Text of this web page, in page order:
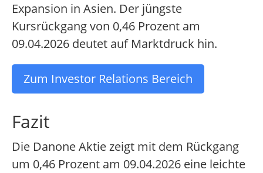
Expansion in Asien. Der jüngste
Kursrückgang von 0,46 Prozent am
09.04.2026 deutet auf Marktdruck hin.
Zum Investor Relations Bereich
Fazit
Die Danone Aktie zeigt mit dem Rückgang
um 0,46 Prozent am 09.04.2026 eine leichte